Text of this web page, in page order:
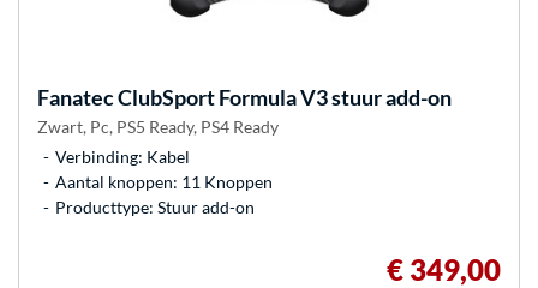
FanatecClubSport Formula V3 stuur add-on
Zwart, Pc, PS5 Ready, PS4 Ready
Verbinding: Kabel
Aantal knoppen: 11 Knoppen
Producttype: Stuur add-on
€ 349,00